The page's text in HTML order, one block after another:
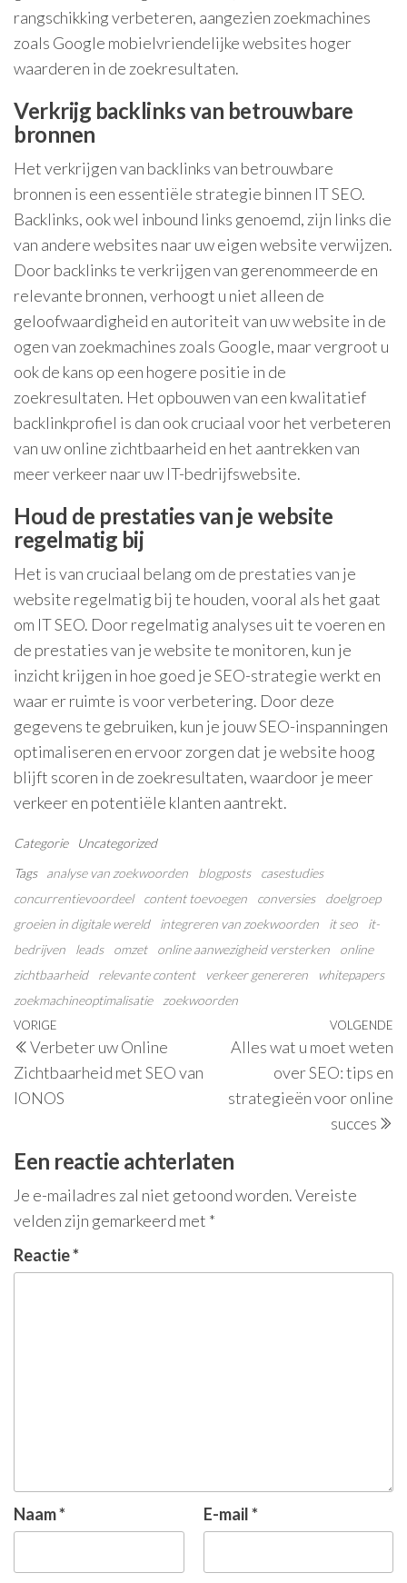
rangschikking verbeteren, aangezien zoekmachines
zoals Google mobielvriendelijke websites hoger
waarderen in de zoekresultaten.
Verkrijg backlinks van betrouwbare
bronnen
Het verkrijgen van backlinks van betrouwbare
bronnen is een essentiële strategie binnen IT SEO.
Backlinks, ook wel inbound links genoemd, zijn links die
van andere websites naar uw eigen website verwijzen.
Door backlinks te verkrijgen van gerenommeerde en
relevante bronnen, verhoogt u niet alleen de
geloofwaardigheid en autoriteit van uw website in de
ogen van zoekmachines zoals Google, maar vergroot u
ook de kans op een hogere positie in de
zoekresultaten. Het opbouwen van een kwalitatief
backlinkprofiel is dan ook cruciaal voor het verbeteren
van uw online zichtbaarheid en het aantrekken van
meer verkeer naar uw IT-bedrijfswebsite.
Houd de prestaties van je website
regelmatig bij
Het is van cruciaal belang om de prestaties van je
website regelmatig bij te houden, vooral als het gaat
om IT SEO. Door regelmatig analyses uit te voeren en
de prestaties van je website te monitoren, kun je
inzicht krijgen in hoe goed je SEO-strategie werkt en
waar er ruimte is voor verbetering. Door deze
gegevens te gebruiken, kun je jouw SEO-inspanningen
optimaliseren en ervoor zorgen dat je website hoog
blijft scoren in de zoekresultaten, waardoor je meer
verkeer en potentiële klanten aantrekt.
Categorie
Uncategorized
Tags
analyse van zoekwoorden blogposts
casestudies
concurrentievoordeel
content toevoegen conversies
doelgroep
groeien in digitale wereld
integreren van zoekwoorden it seo
it-
bedrijven
leads omzet online aanwezigheid versterken
online
zichtbaarheid
relevante content verkeer genereren
whitepapers
zoekmachineoptimalisatie
zoekwoorden
Berichtnavigatie
Vorig
bericht
VORIGE
Verbeter uw Online
Zichtbaarheid met SEO van
IONOS
VOLGENDE
Alles wat u moet weten
over SEO: tips en
strategieën voor online
succes
Een reactie achterlaten
Je e-mailadres zal niet getoond worden.Vereiste
velden zijn gemarkeerd met *
Reactie*
Naam* E-mail*